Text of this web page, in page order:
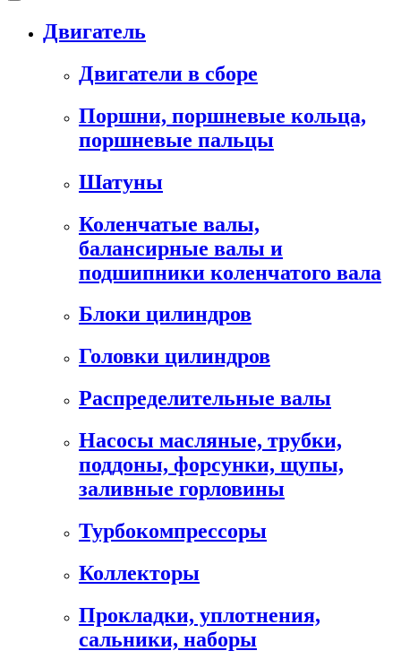
Двигатель
Двигатели в сборе
Поршни, поршневые кольца,
поршневые пальцы
Шатуны
Коленчатые валы,
балансирные валы и
подшипники коленчатого вала
Блоки цилиндров
Головки цилиндров
Распределительные валы
Насосы масляные, трубки,
поддоны, форсунки, щупы,
заливные горловины
Турбокомпрессоры
Коллекторы
Прокладки, уплотнения,
сальники, наборы